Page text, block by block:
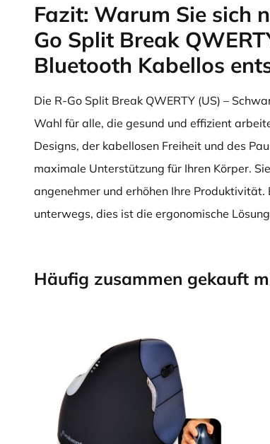
Fazit: Warum Sie sich
Go Split Break
Bluetooth Kabellos
Die R-Go Split Break QWERTY (US) –
Wahl für alle, die gesund und effizient
Designs, der kabellosen Freiheit und des
maximale Unterstützung für Ihren Körper.
angenehmer und erhöhen Ihre Produktivität.
unterwegs, dies ist die ergonomische
Häufig zusammen gekauft